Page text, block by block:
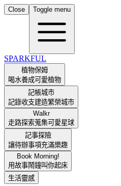
Close Toggle menu
SPARKFUL
植物保姆
喝水養成可愛植物
記帳城市
記錄收支建造繁榮城市
Walkr
走路探索蒐集可愛星球
記事探險
讓待辦事項充滿樂趣
Book Morning!
用故事鬧鐘叫你起床
生活靈感